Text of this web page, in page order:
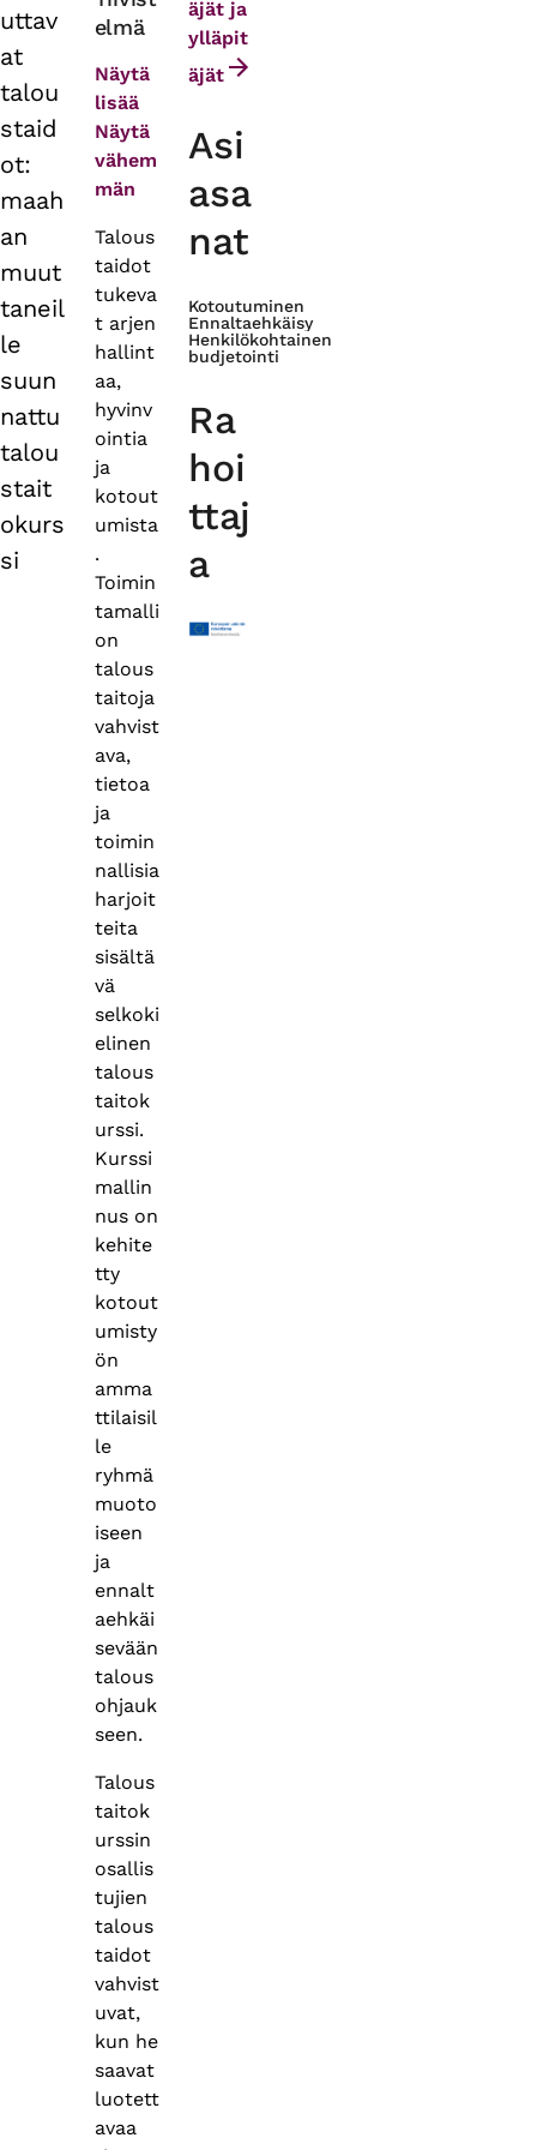
tabs
uttav
at
talou
staid
ot:
maah
an
muut
taneil
le
suun
nattu
talou
stait
okurs
si
elmä
Näytä
lisää
Näytä
vähem
män
Talous
taidot
tukeva
t arjen
hallint
aa,
hyvinv
ointia
ja
kotout
umista
.
Toimin
tamalli
on
talous
taitoja
vahvist
ava,
tietoa
ja
toimin
nallisia
harjoit
teita
sisältä
vä
selkoki
elinen
talous
taitok
urssi.
Kurssi
mallin
nus on
kehite
tty
kotout
umisty
ön
amma
ttilaisil
le
ryhmä
muoto
iseen
ja
ennalt
aehkäi
sevään
talous
ohjauk
seen.
Talous
taitok
urssin
osallis
tujien
talous
taidot
vahvist
uvat,
kun he
saavat
luotett
avaa
äjät ja
ylläpit
äjät
Asi
asa
nat
Kotoutuminen
Ennaltaehkäisy
Henkilökohtainen
budjetointi
Ra
hoi
ttaj
a